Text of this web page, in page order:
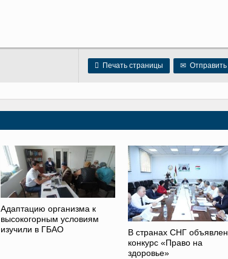
 Печать страницы ✉ Отправить
Адаптацию организма к
высокогорным условиям
изучили в ГБАО
В странах СНГ объявлен
конкурс «Право на
здоровье»